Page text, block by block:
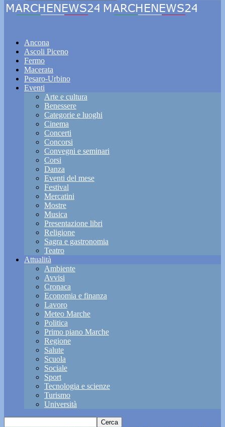
Ancona
Ascoli Piceno
Fermo
Macerata
Pesaro-Urbino
Eventi
Arte e cultura
Benessere
Categorie e luoghi
Cinema
Concerti
Concorsi
Convegni e seminari
Corsi
Danza
Eventi del mese
Festival
Mercatini
Mostre
Musica
Presentazione libri
Religione
Sagra e gastronomia
Teatro
Attualità
Ambiente
Avvisi
Cronaca
Economia e finanza
Lavoro
Meteo Marche
Politica
Primo piano Marche
Regione
Salute
Scuola
Sociale
Sport
Tecnologia e scienze
Turismo
Università